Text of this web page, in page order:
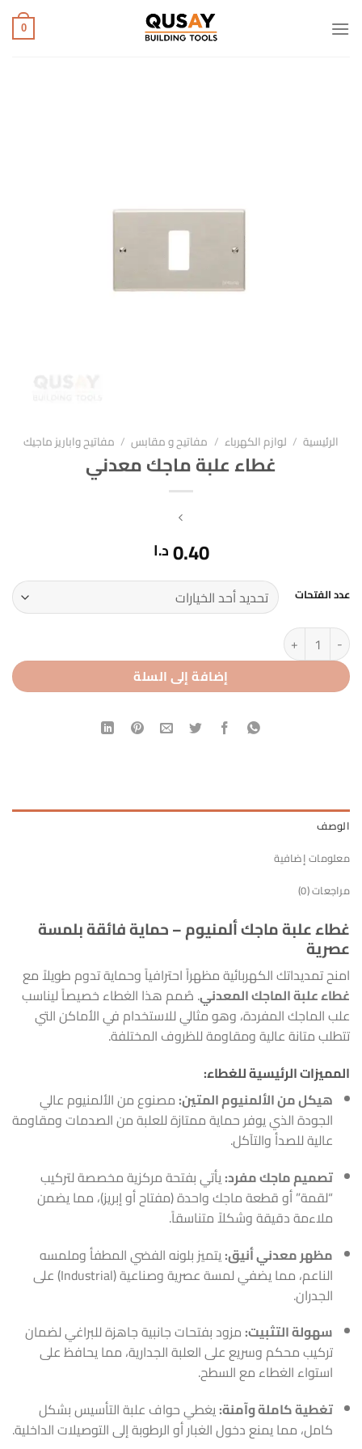
للمحتوى
0
الرئيسية / لوازم الكهرباء / مفاتيح و مقابس / مفاتيح واباريز ماجيك
غطاء علبة ماجك معدني
0.40د.ا
عدد الفتحات
كمية غطاء علبة ماجك معدني
إضافة إلى السلة
الوصف
معلومات إضافية
مراجعات (0)
غطاء علبة ماجك ألمنيوم – حماية فائقة بلمسة
عصرية
امنح تمديداتك الكهربائية مظهراً احترافياً وحماية تدوم طويلاً مع
غطاء علبة الماجك المعدني. صُمم هذا الغطاء خصيصاً ليناسب
علب الماجك المفردة، وهو مثالي للاستخدام في الأماكن التي
تتطلب متانة عالية ومقاومة للظروف المختلفة.
المميزات الرئيسية للغطاء:
هيكل من الألمنيوم المتين: مصنوع من الألمنيوم عالي
الجودة الذي يوفر حماية ممتازة للعلبة من الصدمات ومقاومة
عالية للصدأ والتآكل.
تصميم ماجك مفرد:يأتي بفتحة مركزية مخصصة لتركيب
“لقمة” أو قطعة ماجك واحدة (مفتاح أو إبريز)، مما يضمن
ملاءمة دقيقة وشكلاً متناسقاً.
مظهر معدني أنيق:يتميز بلونه الفضي المطفأ وملمسه
الناعم، مما يضفي لمسة عصرية وصناعية (Industrial) على
الجدران.
سهولة التثبيت: مزود بفتحات جانبية جاهزة للبراغي لضمان
تركيب محكم وسريع على العلبة الجدارية، مما يحافظ على
استواء الغطاء مع السطح.
تغطية كاملة وآمنة:يغطي حواف علبة التأسيس بشكل
كامل، مما يمنع دخول الغبار أو الرطوبة إلى التوصيلات الداخلية.